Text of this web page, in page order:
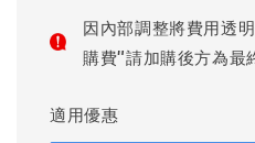
因內部調整將費用透
購費"請加購後方為最
適用優惠